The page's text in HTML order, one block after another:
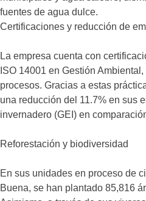
fuentes de agua dulce.
Certificaciones y reducción de
La empresa cuenta con
ISO 14001 en Gestión
procesos. Gracias a estas
una reducción del 11.7% en sus
invernadero (GEI) en
Reforestación y biodiversidad
En sus unidades en proceso de
Buena, se han plantado 85,816